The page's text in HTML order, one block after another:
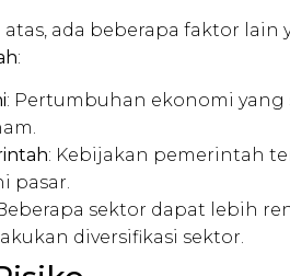
atas, ada beberapa faktor
:
: Pertumbuhan ekonomi
: Kebijakan pemerintah
pasar.
sektor dapat lebih
diversifikasi sektor.